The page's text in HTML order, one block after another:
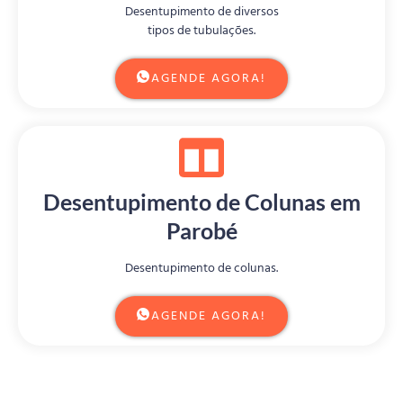
Desentupimento de diversos
tipos de tubulações.
AGENDE AGORA!
Desentupimento de Colunas em
Parobé
Desentupimento de colunas.
AGENDE AGORA!